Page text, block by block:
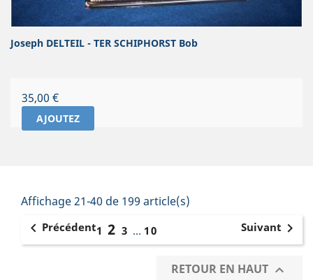
Joseph DELTEIL - TER SCHIPHORST Bob
Prix
35,00 €
AJOUTEZ
Affichage 21-40 de 199 article(s)
 Précédent1 2 3 … 10 Suivant 
RETOUR EN HAUT 